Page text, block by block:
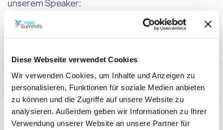
Diese Webseite verwendet Cookies
Wir verwenden Cookies, um Inhalte und Anzeigen zu
personalisieren, Funktionen für soziale Medien anbieten
zu können und die Zugriffe auf unsere Website zu
analysieren. Außerdem geben wir Informationen zu Ihrer
Verwendung unserer Website an unsere Partner für
unserem Speaker:
Christian Schüring
No items found.